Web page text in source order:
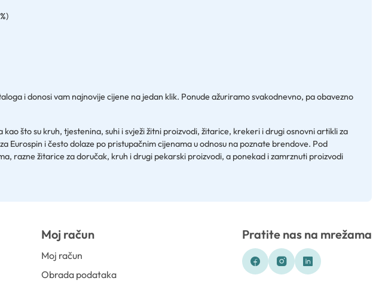
)
i donosi vam najnovije cijene na jedan klik. Ponude ažuriramo svakodnevno, pa obavezno
što su kruh, tjestenina, suhi i svježi žitni proizvodi, žitarice, krekeri i drugi osnovni artikli za
Eurospin i često dolaze po pristupačnim cijenama u odnosu na poznate brendove. Pod
razne žitarice za doručak, kruh i drugi pekarski proizvodi, a ponekad i zamrznuti proizvodi
Moj račun
Moj račun
Obrada podataka
Pratite nas na mrežama